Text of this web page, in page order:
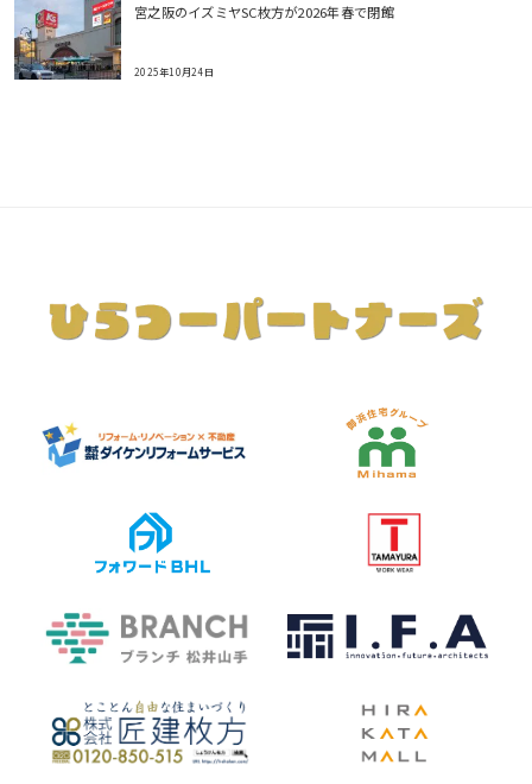
宮之阪のイズミヤSC枚方が2026年春で閉館
2025年10月24日